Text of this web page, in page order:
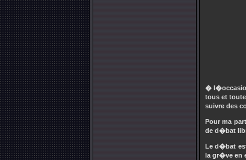
�
tous et
suivre des
Pour ma
de d�bat
Le d�bat
la gr�ve en